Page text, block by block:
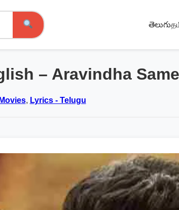
Search
తెలుగు
– Aravindha
, Lyrics - Telugu